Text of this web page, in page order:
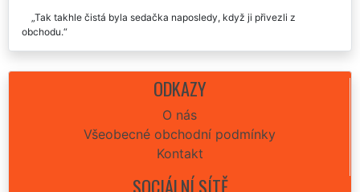
Tak takhle čistá byla sedačka naposledy, když ji přivezli z
obchodu.
Dvakrát do roka již několik let si nechávám čistit v kanceláři
koženou, a doma v Nuslích látkovou sedací soupravu a jsem velice
spokojen. EXTRA UKLÍZENÍ je za mně jednička v oboru.
2x do roka si necháváme čistit sedačku a vždy máme krásně čistou
Včera k nám do Nuslí přijela sympatická a usměvavá paní a to, co
ODKAZY
O nás
Všeobecné obchodní podmínky
Kontakt